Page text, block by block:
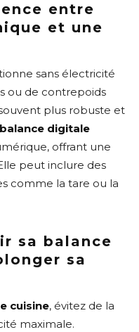
entre
et une
sans électricité
ou de contrepoids
plus robuste et
balance digitale
offrant une
peut inclure des
comme la tare ou la
sa balance
sa
cuisine, évitez de la
maximale.